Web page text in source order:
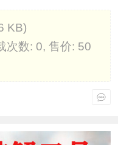
KB)
次数: 0, 售价: 50